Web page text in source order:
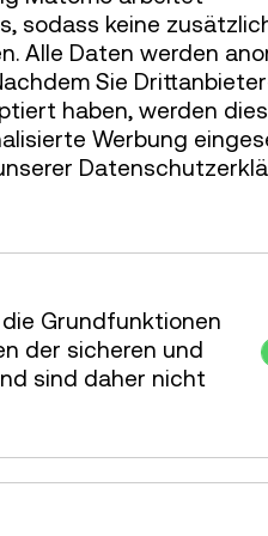
und Boden sind fest
Innen ist das
durch einen
mit goldfarbenem
angebrachte
sodass keine
Alle Daten werden
Sie
haben, werden
Werbung
Grundfunktionen
der sicheren und
sind daher nicht